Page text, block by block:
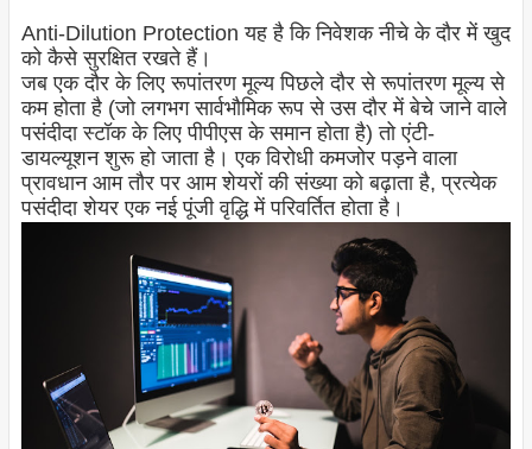
Anti-Dilution Protection यह है कि निवेशक नीचे के दौर में खुद
को कैसे सुरक्षित रखते हैं।
जब एक दौर के लिए रूपांतरण मूल्य पिछले दौर से रूपांतरण मूल्य से
कम होता है (जो लगभग सार्वभौमिक रूप से उस दौर में बेचे जाने वाले
पसंदीदा स्टॉक के लिए पीपीएस के समान होता है) तो एंटी-
डायल्यूशन शुरू हो जाता है। एक विरोधी कमजोर पड़ने वाला
प्रावधान आम तौर पर आम शेयरों की संख्या को बढ़ाता है, प्रत्येक
पसंदीदा शेयर एक नई पूंजी वृद्धि में परिवर्तित होता है।